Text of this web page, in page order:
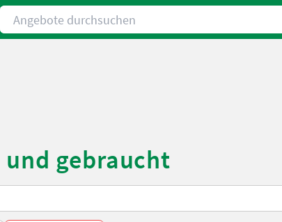
Angebote durchsuchen
gebraucht